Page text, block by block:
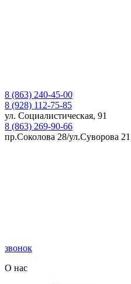
8 (863) 240-45-00
8 (928) 112-75-85
ул. Социалистическая, 91
8 (863) 269-90-66
пр.Соколова 28/ул.Суворова 21
звонок
О нас